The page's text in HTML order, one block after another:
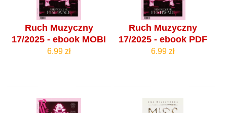
Ruch Muzyczny
17/2025 - ebook MOBI
6.99 zł
Ruch Muzyczny
17/2025 - ebook PDF
6.99 zł